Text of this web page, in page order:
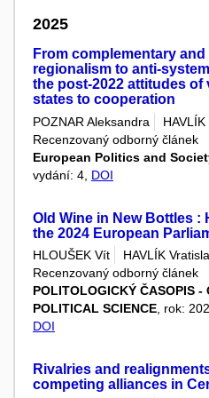
2025
From complementary
regionalism to anti-
the post-2022 attitudes of
states to cooperation
POZNAR Aleksandra
Recenzovaný odborný článek
European Politics and
vydání: 4, DOI
Old Wine in New Bottles :
the 2024 European
HLOUŠEK Vít
HAVLÍK
Recenzovaný odborný článek
POLITOLOGICKÝ ČASOPIS -
POLITICAL SCIENCE , rok:
DOI
Rivalries and
competing alliances in